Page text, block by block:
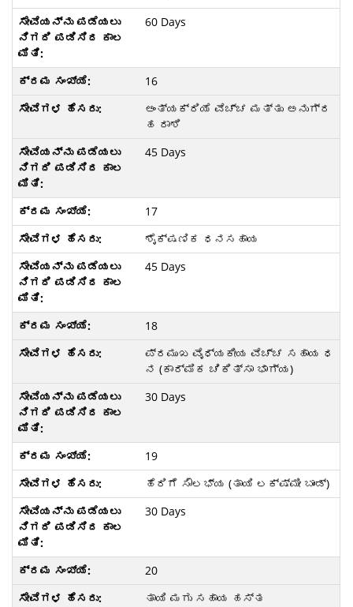
60 Days
16
ಅಂತ್ಯಕ್ರಿಯೆ ವೆಚ್ಚ ಮತ್ತು ಅನುಗ್ರ
ಹ ರಾಶಿ
45 Days
17
ಶೈಕ್ಷಣಿಕ ಧನಸಹಾಯ
45 Days
18
ಪ್ರಮುಖ ವೈಧ್ಯಕೀಯ ವೆಚ್ಚ ಸಹಾಯ ಧ
ನ (ಕಾರ್ಮಿಕ ಚಿಕಿತ್ಸಾ ಭಾಗ್ಯ)
30 Days
19
ಹೆರಿಗೆ ಸೌಲಭ್ಯ (ತಾಯಿ ಲಕ್ಷ್ಮೀ ಬಾಂಡ್)
30 Days
20
ತಾಯಿ ಮಗು ಸಹಾಯ ಹಸ್ತ